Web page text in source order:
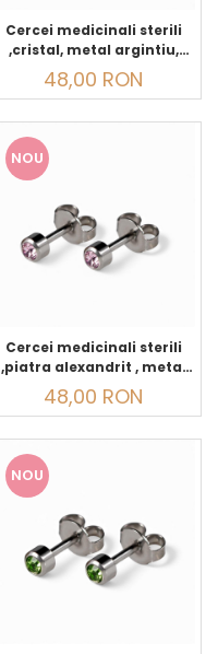
Cercei medicinali sterili
,cristal, metal argintiu,
APRILIE
48,00 RON
NOU
Cercei medicinali sterili
,piatra alexandrit , metal
argintiu, IUNIE
48,00 RON
NOU